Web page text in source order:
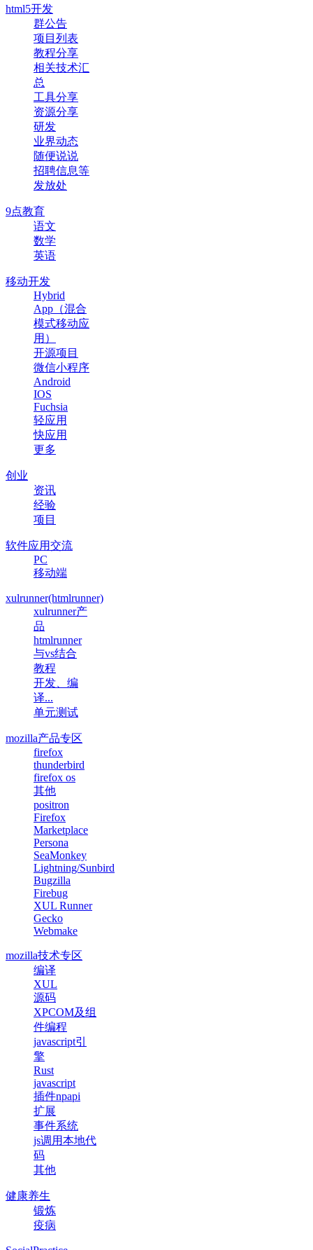
html5开发
群公告
项目列表
教程分享
相关技术汇
总
工具分享
资源分享
研发
业界动态
随便说说
招聘信息等
发放处
9点教育
语文
数学
英语
移动开发
Hybrid
App（混合
模式移动应
用）
开源项目
微信小程序
Android
IOS
Fuchsia
轻应用
快应用
更多
创业
资讯
经验
项目
软件应用交流
PC
移动端
xulrunner(htmlrunner)
xulrunner产
品
htmlrunner
与vs结合
教程
开发、编
译...
单元测试
mozilla产品专区
firefox
thunderbird
firefox os
其他
positron
Firefox
Marketplace
Persona
SeaMonkey
Lightning/Sunbird
Bugzilla
Firebug
XUL Runner
Gecko
Webmake
mozilla技术专区
编译
XUL
源码
XPCOM及组
件编程
javascript引
擎
Rust
javascript
插件npapi
扩展
事件系统
js调用本地代
码
其他
健康养生
锻炼
疫病